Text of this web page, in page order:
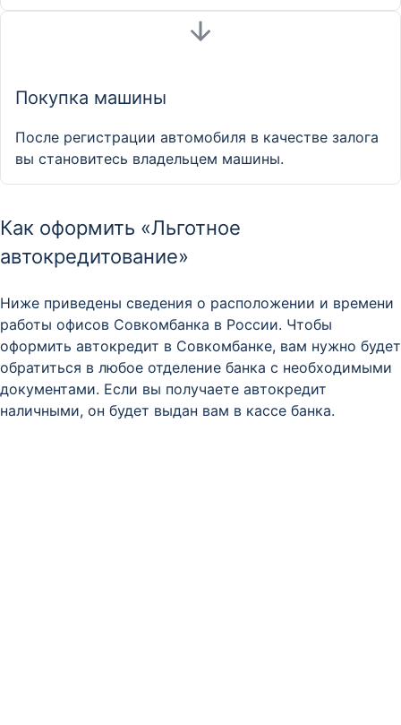
Покупка машины
После регистрации автомобиля в качестве залога
вы становитесь владельцем машины.
Как оформить «Льготное
автокредитование»
Ниже приведены сведения о расположении и времени
работы офисов Совкомбанка в России. Чтобы
оформить автокредит в Совкомбанке, вам нужно будет
обратиться в любое отделение банка с необходимыми
документами. Если вы получаете автокредит
наличными, он будет выдан вам в кассе банка.